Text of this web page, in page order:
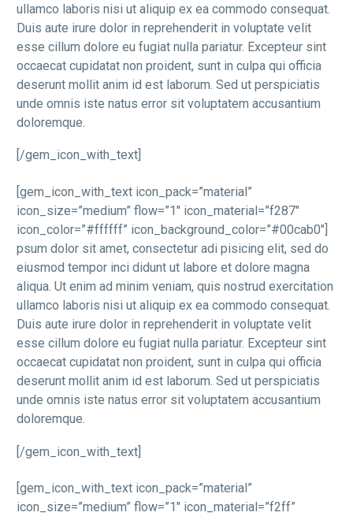
ullamco laboris nisi ut aliquip ex ea commodo consequat.
Duis aute irure dolor in reprehenderit in voluptate velit
esse cillum dolore eu fugiat nulla pariatur. Excepteur sint
occaecat cupidatat non proident, sunt in culpa qui officia
deserunt mollit anim id est laborum. Sed ut perspiciatis
unde omnis iste natus error sit voluptatem accusantium
doloremque.
[/gem_icon_with_text]
[gem_icon_with_text icon_pack=”material”
icon_size=”medium” flow=”1″ icon_material=”f287″
icon_color=”#ffffff” icon_background_color=”#00cab0″]
psum dolor sit amet, consectetur adi pisicing elit, sed do
eiusmod tempor inci didunt ut labore et dolore magna
aliqua. Ut enim ad minim veniam, quis nostrud exercitation
ullamco laboris nisi ut aliquip ex ea commodo consequat.
Duis aute irure dolor in reprehenderit in voluptate velit
esse cillum dolore eu fugiat nulla pariatur. Excepteur sint
occaecat cupidatat non proident, sunt in culpa qui officia
deserunt mollit anim id est laborum. Sed ut perspiciatis
unde omnis iste natus error sit voluptatem accusantium
doloremque.
[/gem_icon_with_text]
[gem_icon_with_text icon_pack=”material”
icon_size=”medium” flow=”1″ icon_material=”f2ff”